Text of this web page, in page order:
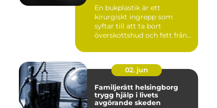
En bukplastik är ett
kirurgiskt ingrepp som
syftar till att ta bort
överskottshud och fett från
02. jun
Familjerätt helsingborg
trygg hjälp i livets
avgörande skeden